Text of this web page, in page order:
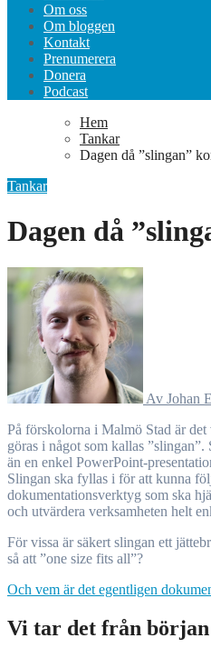
Om oss
Om bloggen
Kontakt
Prenumerera
Donera
Podcast
Hem
Tankar
Dagen då ”slingan”
Tankar
Dagen då
Av Johan
På förskolorna i Malmö Stad är det vanligt att all dokumentation ska
göras i något som kallas
än en enkel PowerPoint-
Slingan ska fyllas i för att kunna
dokumentationsverktyg som ska
och utvärdera verksamheten helt
För vissa är säkert slingan ett
så att ”one size fits all”?
Och vem är det egentligen
Vi tar det från början